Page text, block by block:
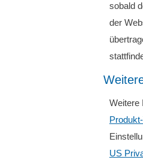
sobald
der
Weitere
US